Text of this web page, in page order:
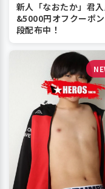
新人「なおたか」君
&5000円オフクーポ
段配布中！